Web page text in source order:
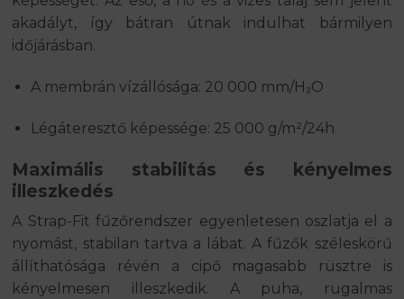
akadályt, így bátran útnak indulhat bármilyen
időjárásban.
A membrán vízállósága: 20 000 mm/H₂O
Légáteresztő képessége: 25 000 g/m²/24h
Maximális stabilitás és kényelmes
illeszkedés
A Strap-Fit fűzőrendszer egyenletesen oszlatja el a
nyomást, stabilan tartva a lábat. A fűzők széleskörű
állíthatósága révén a cipő magasabb rüsztre is
kényelmesen illeszkedik. A puha, rugalmas